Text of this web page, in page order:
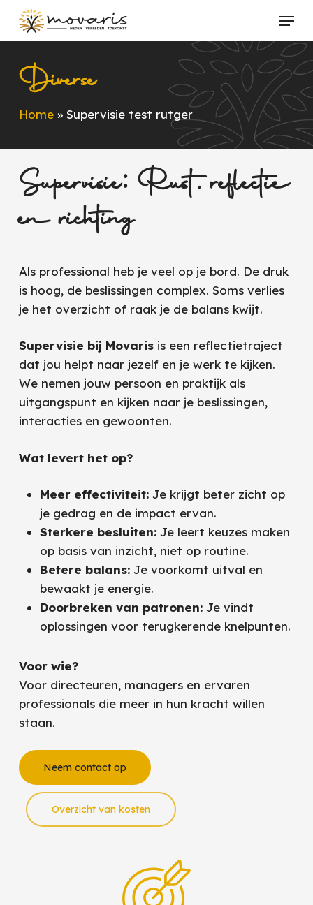
content
Menu
Diverse
Home» Supervisie test rutger
Supervisie: Rust, reflectie
en richting
Als professional heb je veel op je bord. De druk
is hoog, de beslissingen complex. Soms verlies
je het overzicht of raak je de balans kwijt.
Supervisie bij Movaris is een reflectietraject
dat jou helpt naar jezelf en je werk te kijken.
We nemen jouw persoon en praktijk als
uitgangspunt en kijken naar je beslissingen,
interacties en gewoonten.
Wat levert het op?
Meer effectiviteit: Je krijgt beter zicht op
je gedrag en de impact ervan.
Sterkere besluiten: Je leert keuzes maken
op basis van inzicht, niet op routine.
Betere balans: Je voorkomt uitval en
bewaakt je energie.
Doorbreken van patronen: Je vindt
oplossingen voor terugkerende knelpunten.
Voor wie?
Voor directeuren, managers en ervaren
professionals die meer in hun kracht willen
staan.
Neem contact op
Overzicht van kosten
Close
Menu